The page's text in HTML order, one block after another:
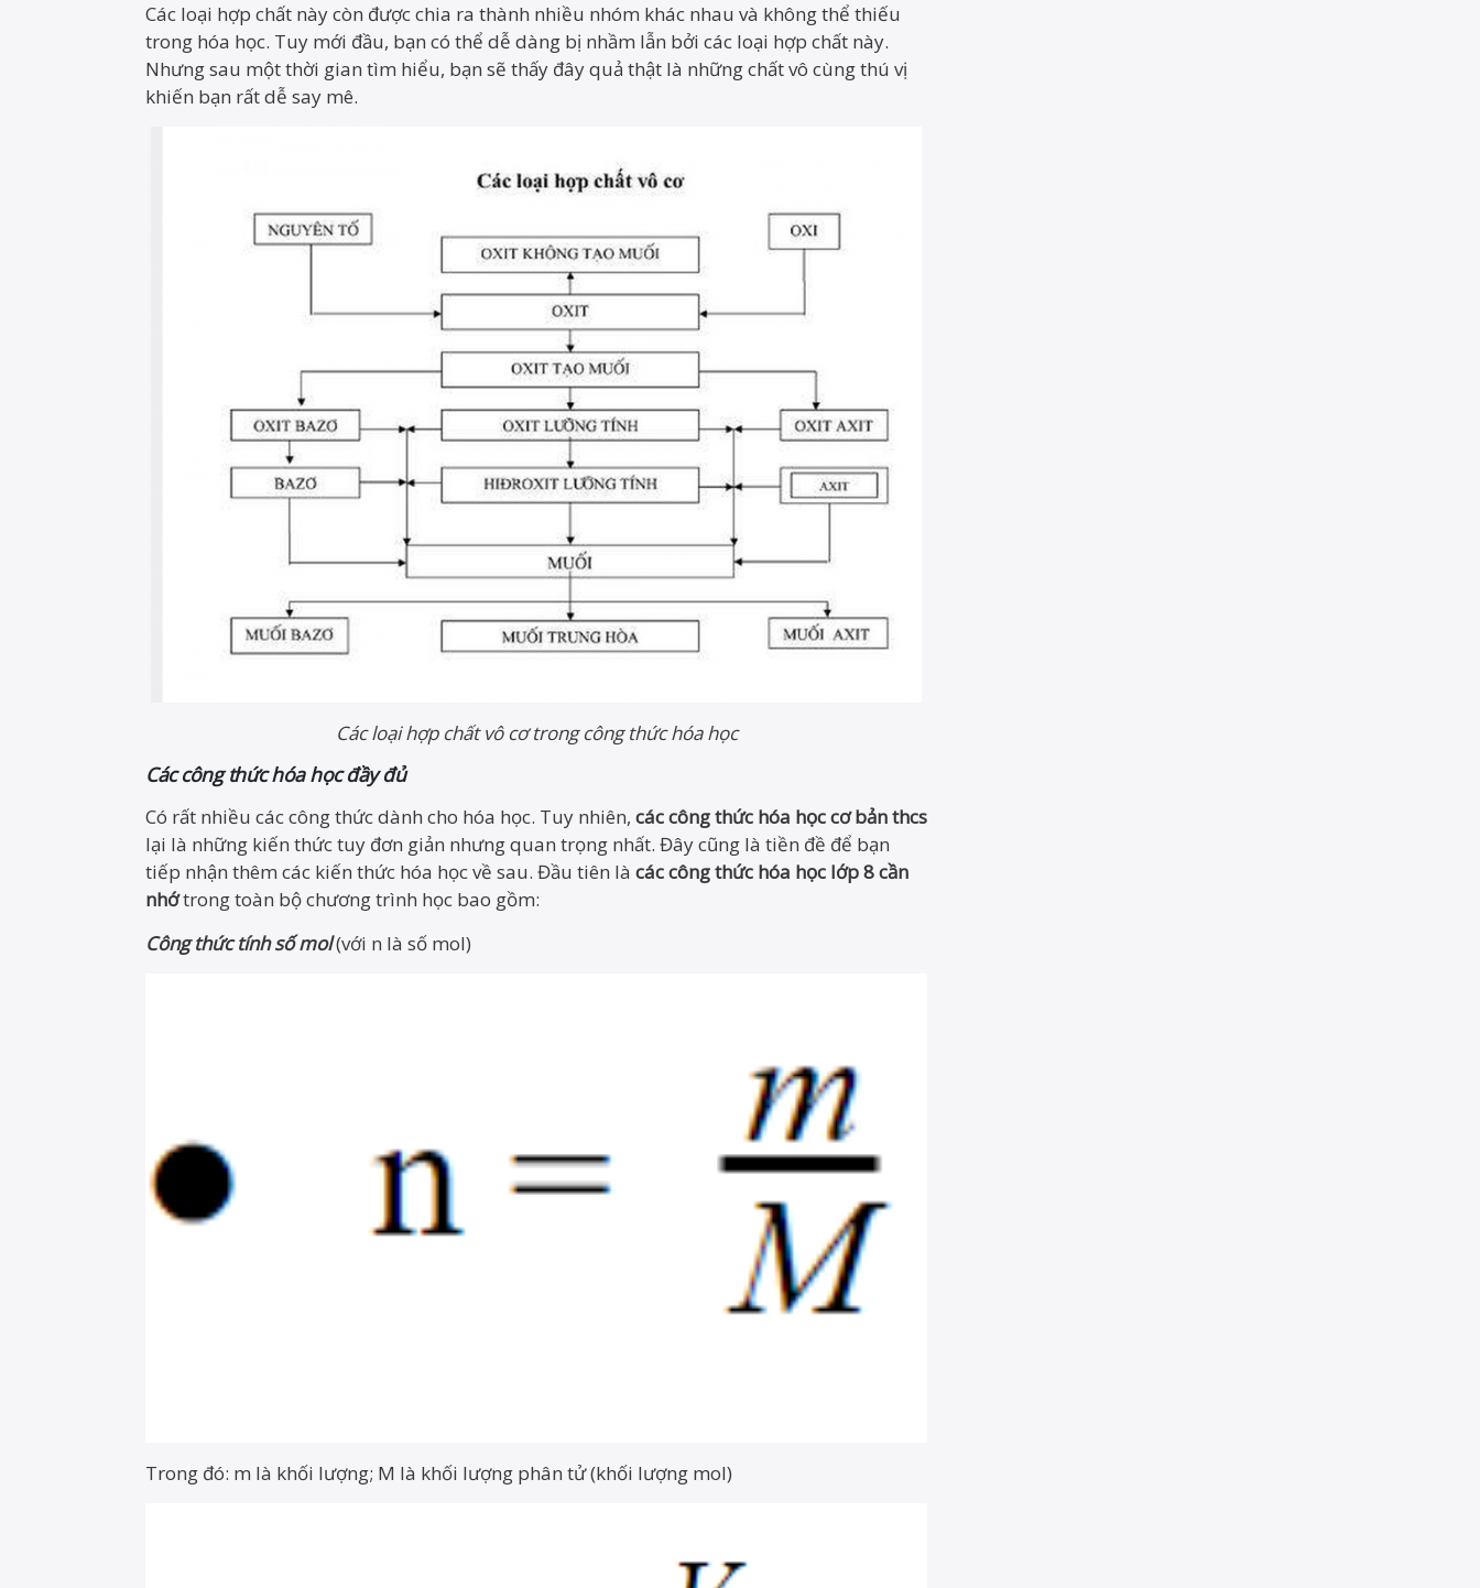
Các loại hợp chất này còn được chia ra thành nhiều nhóm khác nhau và không thể thiếu
trong hóa học. Tuy mới đầu, bạn có thể dễ dàng bị nhầm lẫn bởi các loại hợp chất này.
Nhưng sau một thời gian tìm hiểu, bạn sẽ thấy đây quả thật là những chất vô cùng thú vị
khiến bạn rất dễ say mê.
Các loại hợp chất vô cơ trong công thức hóa học
Các công thức hóa học đầy đủ
Có rất nhiều các công thức dành cho hóa học. Tuy nhiên, các công thức hóa học cơ bản thcs
lại là những kiến thức tuy đơn giản nhưng quan trọng nhất. Đây cũng là tiền đề để bạn
tiếp nhận thêm các kiến thức hóa học về sau. Đầu tiên là các công thức hóa học lớp 8 cần
nhớtrong toàn bộ chương trình học bao gồm:
Công thức tính số mol(với n là số mol)
Trong đó: m là khối lượng; M là khối lượng phân tử (khối lượng mol)